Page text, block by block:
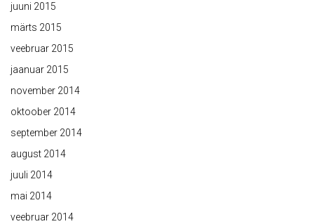
juuni 2015
märts 2015
veebruar 2015
jaanuar 2015
november 2014
oktoober 2014
september 2014
august 2014
juuli 2014
mai 2014
veebruar 2014